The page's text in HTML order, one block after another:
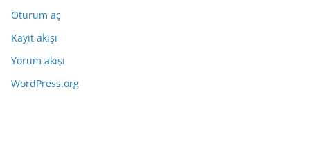
Oturum aç
Kayıt akışı
Yorum akışı
WordPress.org